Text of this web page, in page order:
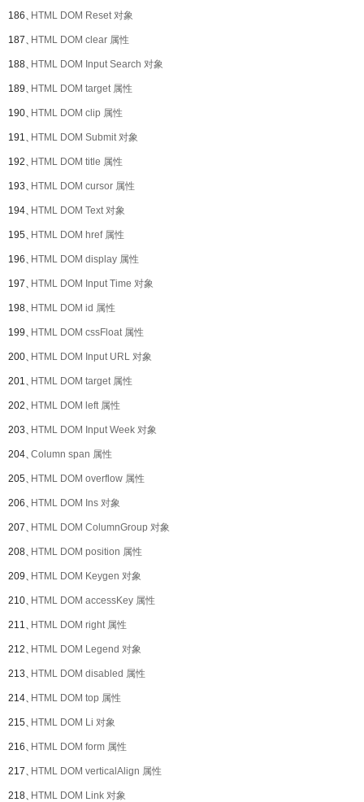
186、HTML DOM Reset 对象
187、HTML DOM clear 属性
188、HTML DOM Input Search 对象
189、HTML DOM target 属性
190、HTML DOM clip 属性
191、HTML DOM Submit 对象
192、HTML DOM title 属性
193、HTML DOM cursor 属性
194、HTML DOM Text 对象
195、HTML DOM href 属性
196、HTML DOM display 属性
197、HTML DOM Input Time 对象
198、HTML DOM id 属性
199、HTML DOM cssFloat 属性
200、HTML DOM Input URL 对象
201、HTML DOM target 属性
202、HTML DOM left 属性
203、HTML DOM Input Week 对象
204、Column span 属性
205、HTML DOM overflow 属性
206、HTML DOM Ins 对象
207、HTML DOM ColumnGroup 对象
208、HTML DOM position 属性
209、HTML DOM Keygen 对象
210、HTML DOM accessKey 属性
211、HTML DOM right 属性
212、HTML DOM Legend 对象
213、HTML DOM disabled 属性
214、HTML DOM top 属性
215、HTML DOM Li 对象
216、HTML DOM form 属性
217、HTML DOM verticalAlign 属性
218、HTML DOM Link 对象